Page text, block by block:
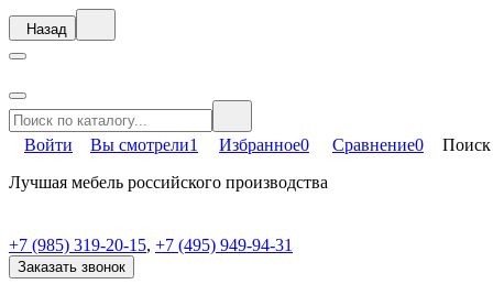
Назад
Войти Вы смотрели1 Избранное0 Сравнение0
Поиск
Лучшая мебель российского производства
+7 (985) 319-20-15, +7 (495) 949-94-31
Заказать звонок